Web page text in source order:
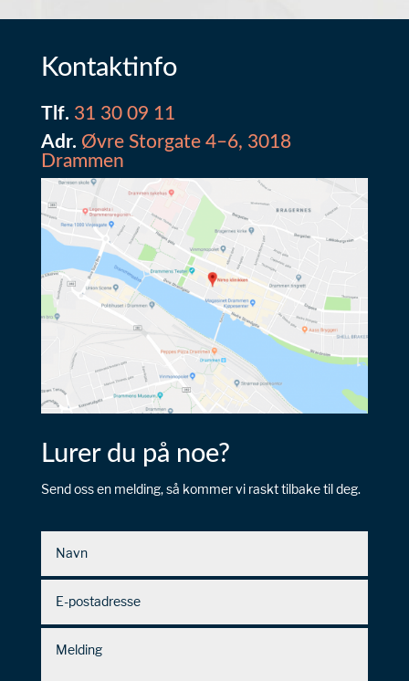
Kontaktinfo
Tlf. 31 30 09 11
Adr. Øvre Storgate 4–6, 3018
Drammen
Lurer du på noe?
Send oss en melding, så kommer vi raskt tilbake til deg.